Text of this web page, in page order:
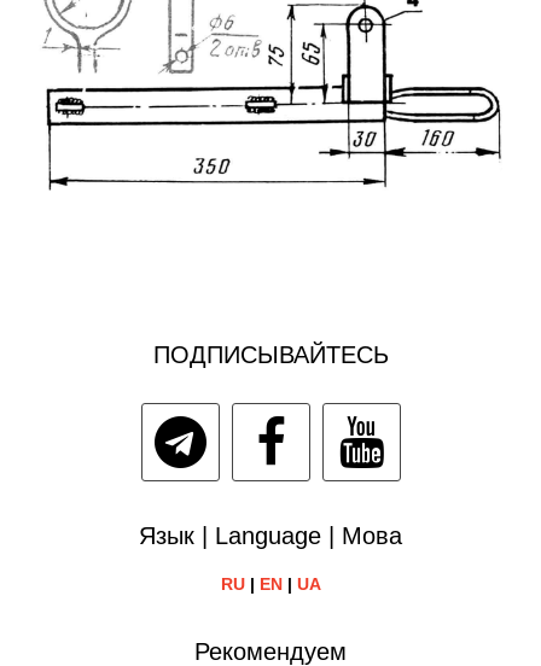
ПОДПИСЫВАЙТЕСЬ
Язык | Language | Мова
RU| EN| UA
Рекомендуем